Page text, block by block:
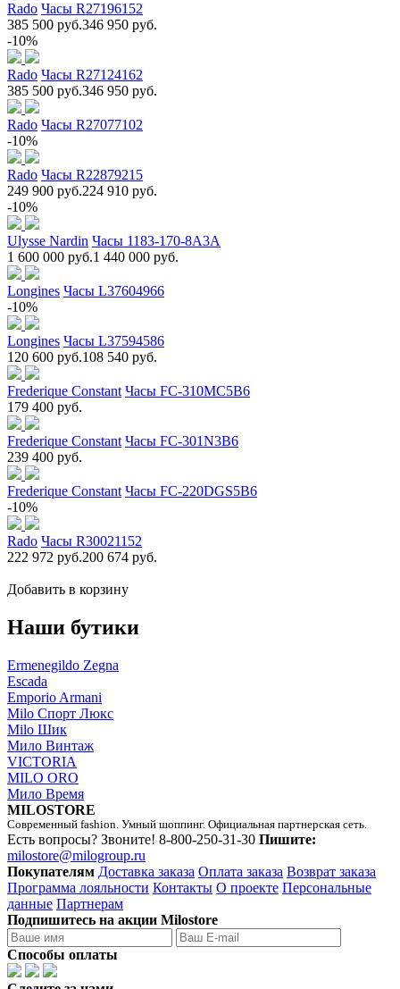
Rado Часы R27196152
385 500 руб.346 950 руб.
-10%
Rado Часы R27124162
385 500 руб.346 950 руб.
Rado Часы R27077102
-10%
Rado Часы R22879215
249 900 руб.224 910 руб.
-10%
Ulysse Nardin Часы 1183-170-8A3A
1 600 000 руб.1 440 000 руб.
Longines Часы L37604966
-10%
Longines Часы L37594586
120 600 руб.108 540 руб.
Frederique Constant Часы FC-310MC5B6
179 400 руб.
Frederique Constant Часы FC-301N3B6
239 400 руб.
Frederique Constant Часы FC-220DGS5B6
-10%
Rado Часы R30021152
222 972 руб.200 674 руб.
Добавить в корзину
Наши бутики
Ermenegildo Zegna
Escada
Emporio Armani
Milo Спорт Люкс
Milo Шик
Мило Винтаж
VICTORIA
MILO ORO
Мило Время
MILOSTORE
Современный fashion. Умный шоппинг. Официальная партнерская сеть.
Есть вопросы? Звоните! 8-800-250-31-30 Пишите:
milostore@milogroup.ru
Покупателям Доставка заказа Оплата заказа Возврат заказа
Программа лояльности Контакты О проекте Персональные
данные Партнерам
Подпишитесь на акции Milostore
Способы оплаты